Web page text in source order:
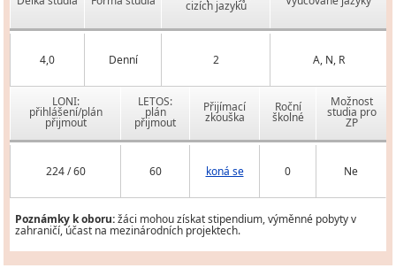
cizích jazyků
4,0 Denní 2 A, N, R
LONI:
přihlášení/plán
přijmout
LETOS:
plán
přijmout
Přijímací
zkouška
Roční
školné
Možnost
studia pro
ZP
224 / 60 60 koná se 0 Ne
Poznámky k oboru:žáci mohou získat stipendium, výměnné pobyty v
zahraničí, účast na mezinárodních projektech.